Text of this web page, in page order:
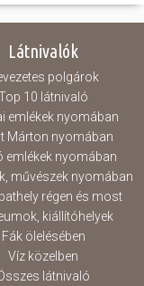
Látnivalók
polgárok
10 látnivaló
emlékek nyomában
Márton nyomában
emlékek nyomában
művészek nyomában
régen és most
kiállítóhelyek
Fák ölelésében
Víz közelben
látnivaló